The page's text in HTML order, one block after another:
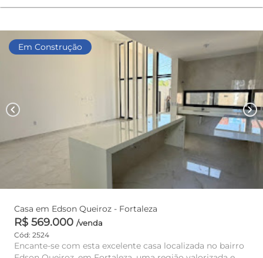
Em Construção
chevron_left chevron_right
Casa em Edson Queiroz - Fortaleza
R$ 569.000 /venda
Cód: 2524
Encante-se com esta excelente casa localizada no bairro